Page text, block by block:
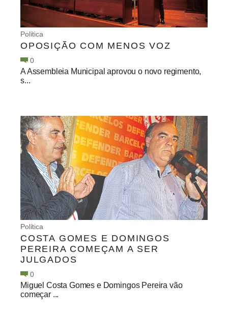
Política
OPOSIÇÃO COM MENOS VOZ
0
A Assembleia Municipal aprovou o novo regimento,
s...
Política
COSTA GOMES E DOMINGOS
PEREIRA COMEÇAM A SER
JULGADOS
0
Miguel Costa Gomes e Domingos Pereira vão
começar ...